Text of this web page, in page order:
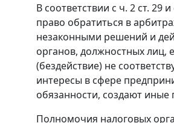
В соответствии с ч. 2 ст. 29 и
право обратиться в
незаконными решений и
органов, должностных лиц,
(бездействие) не
интересы в сфере
обязанности, создают
Полномочия налоговых